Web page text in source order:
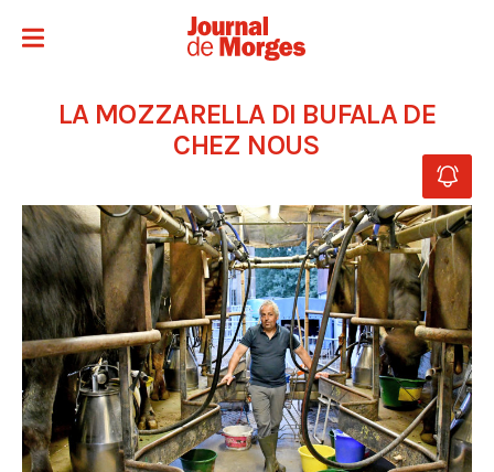
LA MOZZARELLA DI BUFALA DE
CHEZ NOUS